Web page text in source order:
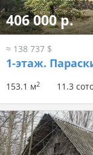
406 000 р.
≈ 138 737 $
1-этаж.
153.1 м2 11.3